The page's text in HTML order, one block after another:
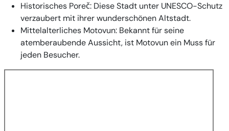
Historisches Poreč: Diese Stadt unter UNESCO-Schutz
verzaubert mit ihrer wunderschönen Altstadt.
Mittelalterliches Motovun: Bekannt für seine
atemberaubende Aussicht, ist Motovun ein Muss für
jeden Besucher.